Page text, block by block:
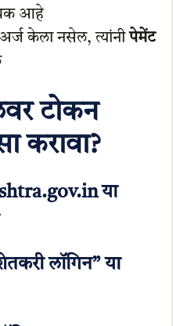
आहे
अर्ज केला नसेल, त्यांनीपेमेंट
टोकन
करावा?
या
लॉगिन” या